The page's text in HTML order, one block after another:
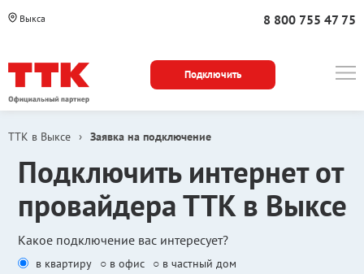
Выкса 8 800 755 47 75
Подключить
ТТК в Выксе › Заявка на подключение
Подключить интернет от
провайдера ТТК в Выксе
Какое подключение вас интересует?
в квартиру ○ в офис ○ в частный дом